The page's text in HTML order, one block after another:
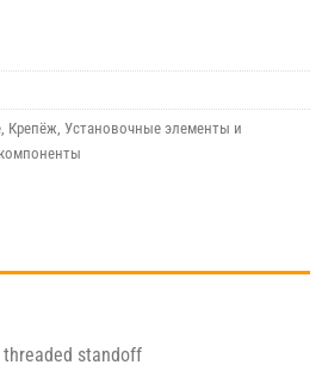
, Крепёж, Установочные элементы и
standoff